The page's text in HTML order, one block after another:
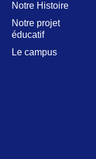
Notre Histoire
Notre projet
éducatif
Le campus